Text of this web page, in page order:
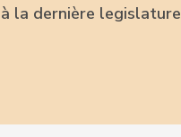
la dernière legislature